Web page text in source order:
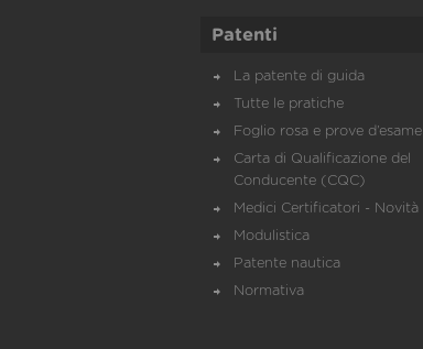
Patenti
La patente di guida
Tutte le pratiche
Foglio rosa e prove d’esame
Carta di Qualificazione del
Conducente (CQC)
Medici Certificatori - Novità
Modulistica
Patente nautica
Normativa